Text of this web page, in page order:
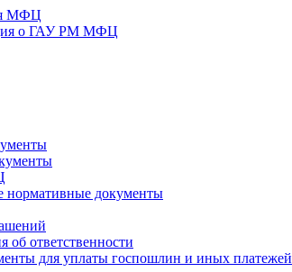
МФЦ
о ГАУ РМ МФЦ
нормативные документы
об ответственности
для уплаты госпошлин и иных платежей